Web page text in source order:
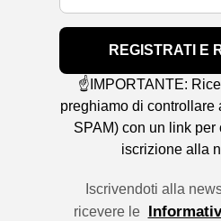
REGISTRATI E
☝️IMPORTANTE:
preghiamo di controllare
SPAM) con un link per
iscrizione alla
Iscrivendoti alla
ricevere le